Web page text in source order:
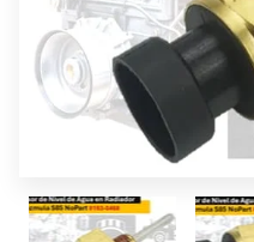
PRODUCTOS
CONTACTO
CATALOGOS DE REFACCIONES